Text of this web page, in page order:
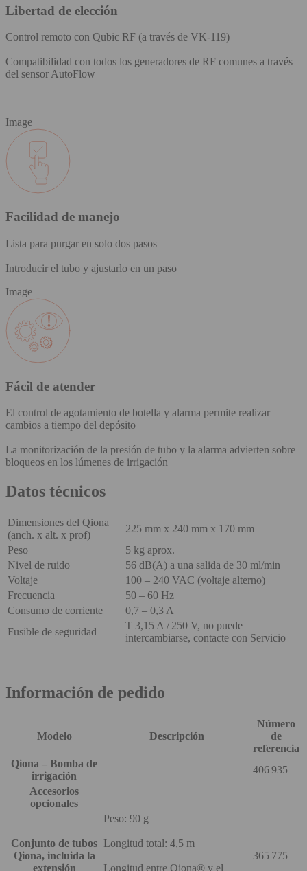
Libertad de elección
Control remoto con Qubic RF (a través de VK-119)
Compatibilidad con todos los generadores de RF comunes a través
del sensor AutoFlow
Image
Facilidad de manejo
Lista para purgar en solo dos pasos
Introducir el tubo y ajustarlo en un paso
Image
Fácil de atender
El control de agotamiento de botella y alarma permite realizar
cambios a tiempo del depósito
La monitorización de la presión de tubo y la alarma advierten sobre
bloqueos en los lúmenes de irrigación
Datos técnicos
Dimensiones del Qiona
(anch. x alt. x prof)
225 mm x 240 mm x 170 mm
Peso
5 kg aprox.
Nivel de ruido
56 dB(A) a una salida de 30 ml/min
Voltaje
100 – 240 VAC (voltaje alterno)
Frecuencia
50 – 60 Hz
Consumo de corriente
0,7 – 0,3 A
Fusible de seguridad
T 3,15 A / 250 V, no puede
intercambiarse, contacte con Servicio
Información de pedido
Modelo Descripción
Número
de
referencia
Qiona – Bomba de
irrigación
406 935
Accesorios
opcionales
Conjunto de tubos
Qiona, incluida la
extensión
Peso: 90 g
Longitud total: 4,5 m
Longitud entre Qiona® y el
365 775